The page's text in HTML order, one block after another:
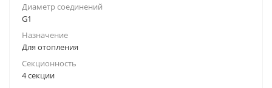
Диаметр соединений
G1
Назначение
Для отопления
Секционность
4 секции